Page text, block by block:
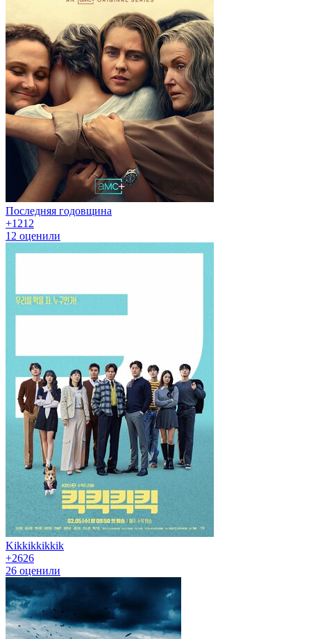
Последняя годовщина
+1212
12 оценили
Kikkikkikkik
+2626
26 оценили